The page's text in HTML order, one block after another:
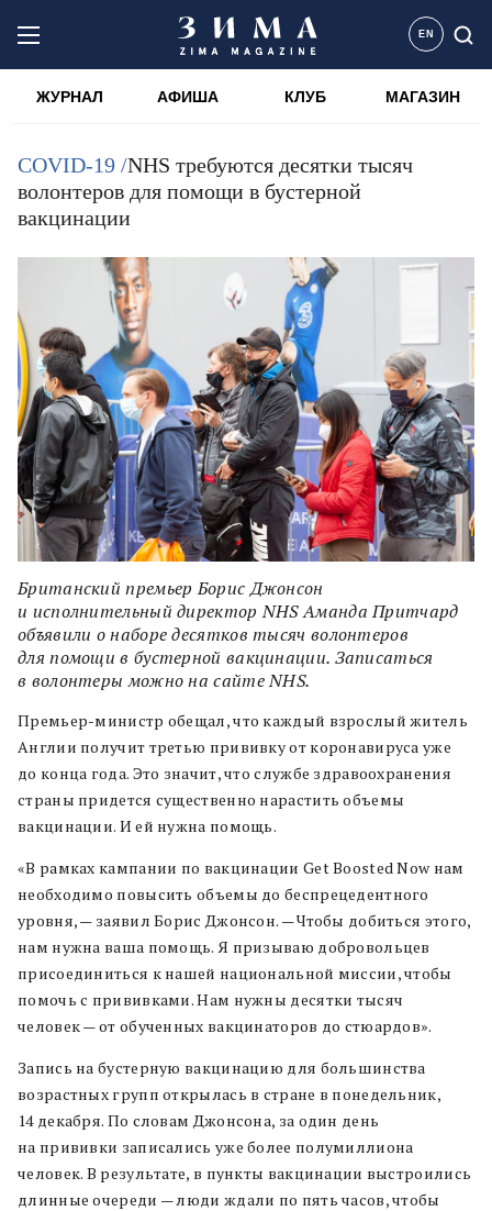
EN
ЖУРНАЛ АФИША КЛУБ МАГАЗИН
COVID-19 /NHS требуются десятки тысяч
волонтеров для помощи в бустерной
вакцинации
Британский премьер Борис Джонсон
и исполнительный директор NHS Аманда Притчард
объявили о наборе десятков тысяч волонтеров
для помощи в бустерной вакцинации. Записаться
в волонтеры можно на сайте NHS.
Премьер-министр обещал, что каждый взрослый житель
Англии получит третью прививку от коронавируса уже
до конца года. Это значит, что службе здравоохранения
страны придется существенно нарастить объемы
вакцинации. И ей нужна помощь.
«В рамках кампании по вакцинации Get Boosted Now нам
необходимо повысить объемы до беспрецедентного
уровня, — заявил Борис Джонсон. — Чтобы добиться этого,
нам нужна ваша помощь. Я призываю добровольцев
присоединиться к нашей национальной миссии, чтобы
помочь с прививками. Нам нужны десятки тысяч
человек — от обученных вакцинаторов до стюардов».
Запись на бустерную вакцинацию для большинства
возрастных групп открылась в стране в понедельник,
14 декабря. По словам Джонсона, за один день
на прививки записались уже более полумиллиона
человек. В результате, в пункты вакцинации выстроились
длинные очереди — люди ждали по пять часов, чтобы